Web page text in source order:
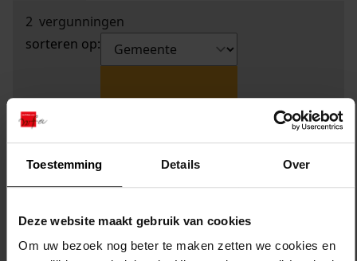
Toestemming Details Over
Deze website maakt gebruik van cookies
Om uw bezoek nog beter te maken zetten we cookies en
2 vergunningen
sorteren op: